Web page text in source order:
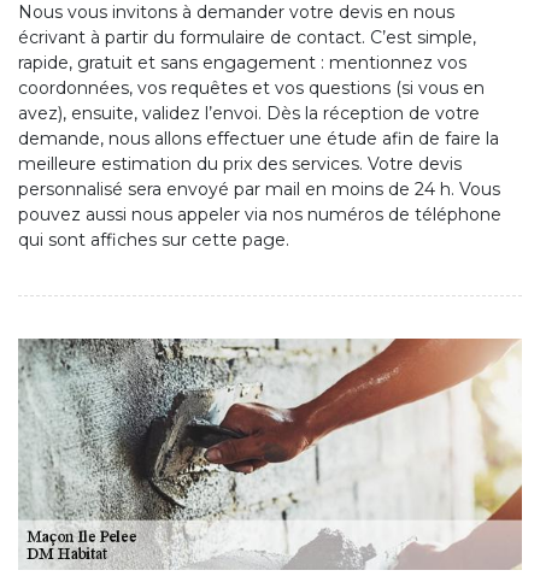
Nous vous invitons à demander votre devis en nous
écrivant à partir du formulaire de contact. C’est simple,
rapide, gratuit et sans engagement : mentionnez vos
coordonnées, vos requêtes et vos questions (si vous en
avez), ensuite, validez l’envoi. Dès la réception de votre
demande, nous allons effectuer une étude afin de faire la
meilleure estimation du prix des services. Votre devis
personnalisé sera envoyé par mail en moins de 24 h. Vous
pouvez aussi nous appeler via nos numéros de téléphone
qui sont affiches sur cette page.